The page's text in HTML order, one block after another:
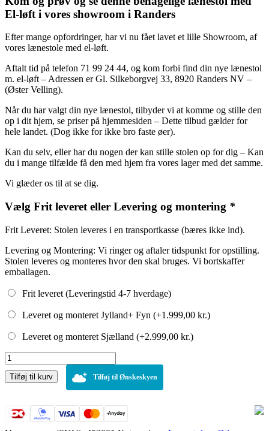
El-løft i vores showroom i Randers
Efter mange opfordringer, har vi nu fået lavet et lille Showroom, af
vores lænestole med el-løft.
Aftalt tid på telefon 71 99 24 44, og kom forbi find din nye lænestol
m. el-løft – Adressen er Gl. Silkeborgvej 33, 8920 Randers NV –
(Øster Velling).
Når du har valgt din nye lænestol, tilbyder vi at komme og stille den
op i dit hjem, se priser på hjemmesiden – Dette tilbud gælder for
hele landet. (Dog ikke for ikke bro faste øer).
Kan du selv, eller har du nogen der kan stille stolen op for dig – Kan
du i mange tilfælde få den med hjem fra vores lager med det samme.
Vi glæder os til at se dig.
Vælg Frit leveret eller Levering og montering *
Frit Leveret: Stolen leveres i en transportkasse (bæres ikke ind).
Levering og Montering: Vi ringer og aftaler tidspunkt for opstilling.
Stolen leveres og monteres hvor den skal bruges. Vi bortskaffer
emballagen.
Frit leveret (Leveringstid 4-7 hverdage)
Leveret og monteret Jylland+ Fyn (+1.999,00 kr.)
Leveret og monteret Sjælland (+2.999,00 kr.)
Lænestol
med
el-
indstilling
grå
Tilføj til kurv Tilføj til Ønskeskyen